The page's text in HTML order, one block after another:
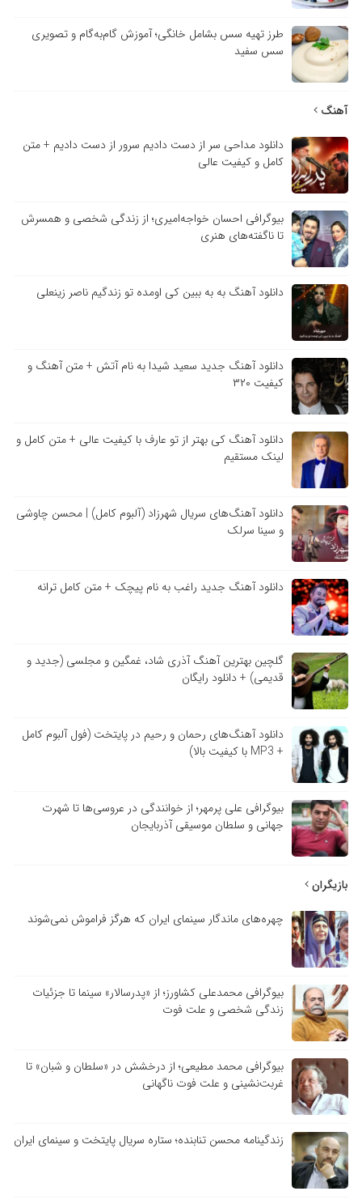
طرز تهیه سس بشامل خانگی؛ آموزش گام‌به‌گام و تصویری
سس سفید
آهنگ
دانلود مداحی سر از دست دادیم سرور از دست دادیم + متن
کامل و کیفیت عالی
بیوگرافی احسان خواجه‌امیری؛ از زندگی شخصی و همسرش
تا ناگفته‌های هنری
دانلود آهنگ به به ببین کی اومده تو زندگیم ناصر زینعلی
دانلود آهنگ جدید سعید شیدا به نام آتش + متن آهنگ و
کیفیت ۳۲۰
دانلود آهنگ کی بهتر از تو عارف با کیفیت عالی + متن کامل و
لینک مستقیم
دانلود آهنگ‌های سریال شهرزاد (آلبوم کامل) | محسن چاوشی
و سینا سرلک
دانلود آهنگ جدید راغب به نام پیچک + متن کامل ترانه
گلچین بهترین آهنگ آذری شاد، غمگین و مجلسی (جدید و
قدیمی) + دانلود رایگان
دانلود آهنگ‌های رحمان و رحیم در پایتخت (فول آلبوم کامل
+ MP3 با کیفیت بالا)
بیوگرافی علی پرمهر؛ از خوانندگی در عروسی‌ها تا شهرت
جهانی و سلطان موسیقی آذربایجان
بازیگران
چهره‌های ماندگار سینمای ایران که هرگز فراموش نمی‌شوند
بیوگرافی محمدعلی کشاورز؛ از «پدرسالار» سینما تا جزئیات
زندگی شخصی و علت فوت
بیوگرافی محمد مطیعی؛ از درخشش در «سلطان و شبان» تا
غربت‌نشینی و علت فوت ناگهانی
زندگینامه محسن تنابنده؛ ستاره سریال پایتخت و سینمای ایران